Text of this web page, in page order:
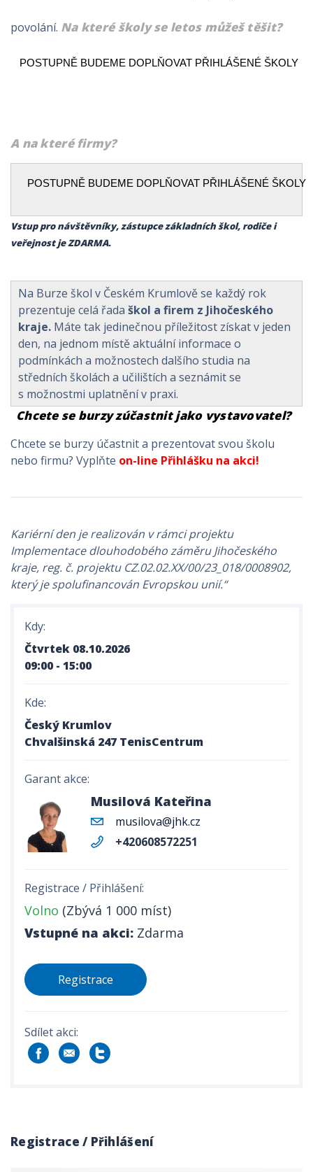
povolání. Na které školy se letos můžeš těšit?
POSTUPNĚ BUDEME DOPLŇOVAT PŘIHLÁŠENÉ ŠKOLY
A na které firmy?
POSTUPNĚ BUDEME DOPLŇOVAT PŘIHLÁŠENÉ ŠKOLY
Vstup pro návštěvníky, zástupce základních škol, rodiče i
veřejnost jeZDARMA.
Na Burze škol v Českém Krumlově se každý rok
prezentuje celá řada škol a firem z Jihočeského
kraje. Máte tak jedinečnou příležitost získat v jeden
den, na jednom místě aktuální informace o
podmínkách a možnostech dalšího studia na
středních školách a učilištích a seznámit se
s možnostmi uplatnění v praxi.
Chcete se burzy zúčastnit jako vystavovatel?
Chcete se burzy účastnit a prezentovat svou školu
nebo firmu? Vyplňte on-line Přihlášku na akci!
Kariérní den je realizován v rámci projektu
Implementace dlouhodobého záměru Jihočeského
kraje, reg. č. projektu CZ.02.02.XX/00/23_018/0008902,
který je spolufinancován Evropskou unií.“
Kdy:
Čtvrtek 08.10.2026
09:00 - 15:00
Kde:
Český Krumlov
Chvalšinská 247 TenisCentrum
Garant akce:
Musilová Kateřina
musilova@jhk.cz
+420608572251
Registrace / Přihlášení:
Volno (Zbývá 1 000 míst)
Vstupné na akci: Zdarma
Registrace
Sdílet akci:
Registrace / Přihlášení